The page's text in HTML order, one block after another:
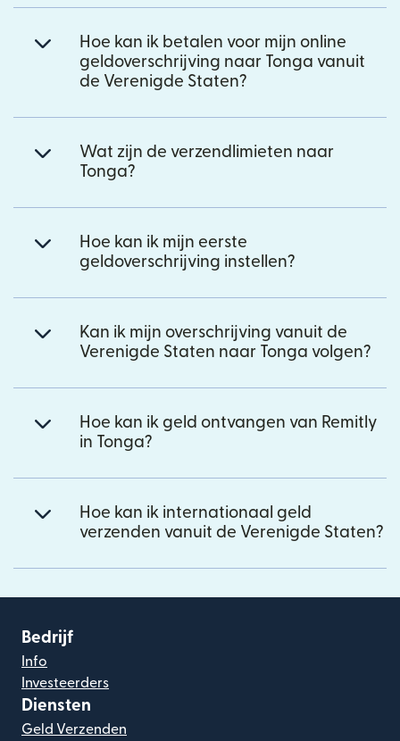
Hoe kan ik betalen voor mijn online
geldoverschrijving naar Tonga vanuit
de Verenigde Staten?
Wat zijn de verzendlimieten naar
Tonga?
Hoe kan ik mijn eerste
geldoverschrijving instellen?
Kan ik mijn overschrijving vanuit de
Verenigde Staten naar Tonga volgen?
Hoe kan ik geld ontvangen van Remitly
in Tonga?
Hoe kan ik internationaal geld
verzenden vanuit de Verenigde Staten?
Bedrijf
Info
Investeerders
Diensten
Geld Verzenden